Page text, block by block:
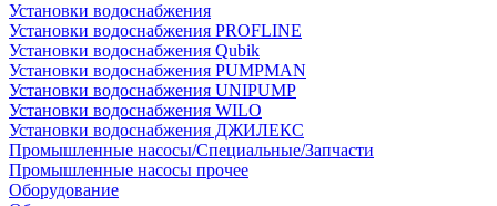
Установки водоснабжения
Установки водоснабжения PROFLINE
Установки водоснабжения Qubik
Установки водоснабжения PUMPMAN
Установки водоснабжения UNIPUMP
Установки водоснабжения WILO
Установки водоснабжения ДЖИЛЕКС
Промышленные насосы/Специальные/Запчасти
Промышленные насосы прочее
Оборудование